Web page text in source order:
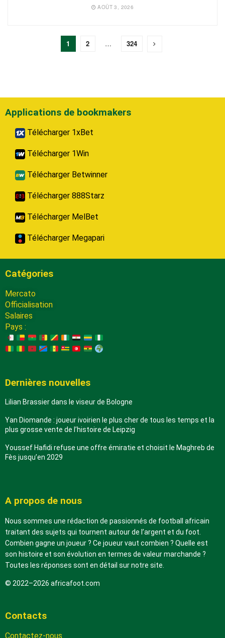
AOÛT 3, 2026
1 2 … 324
Applications de bookmakers
Télécharger 1xBet
Télécharger 1Win
Télécharger Betwinner
Télécharger 888Starz
Télécharger MelBet
Télécharger Megapari
Catégories
Mercato
Officialisation
Salaires
Pays :
Dernières nouvelles
Lilian Brassier dans le viseur de Bologne
Yan Diomande : joueur ivoirien le plus cher de tous les temps et la
plus grosse vente de l’histoire de Leipzig
Youssef Hafidi refuse une offre émiratie et choisit le Maghreb de
Fès jusqu’en 2029
A propos de nous
Nous sommes une rédaction de passionnés de football africain
traitant des sujets qui tournent autour de l’argent et du foot.
Combien gagne un joueur ? Ce joueur vaut combien ? Quelle est
son histoire et son évolution en termes de valeur marchande ?
Toutes les réponses sont en détail sur notre site.
© 2022–2026 africafoot.com
Contacts
Contactez-nous